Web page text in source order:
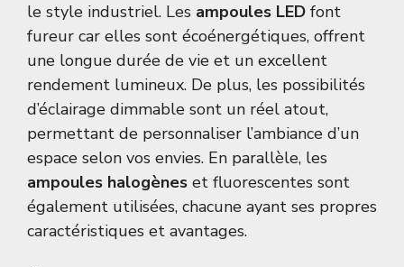
le style industriel. Les ampoules LED font
fureur car elles sont écoénergétiques, offrent
une longue durée de vie et un excellent
rendement lumineux. De plus, les possibilités
d’éclairage dimmable sont un réel atout,
permettant de personnaliser l’ambiance d’un
espace selon vos envies. En parallèle, les
ampoules halogènes et fluorescentes sont
également utilisées, chacune ayant ses propres
caractéristiques et avantages.